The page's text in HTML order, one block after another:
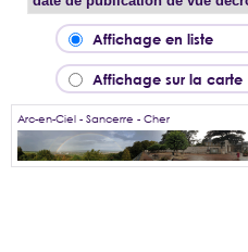
Affichage en liste
Affichage sur la carte
Arc-en-Ciel - Sancerre - Cher